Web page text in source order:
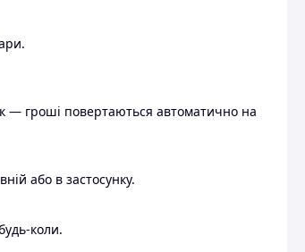
— гроші повертаються автоматично на
або в застосунку.
коли.